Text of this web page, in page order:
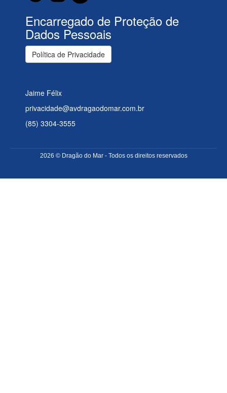
Encarregado de Proteção de
Dados Pessoais
Política de Privacidade
Jaime Félix
privacidade@avdragaodomar.com.br
(85) 3304-3555
2026 © Dragão do Mar - Todos os direitos reservados